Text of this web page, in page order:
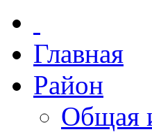
Главная
Район
Общая